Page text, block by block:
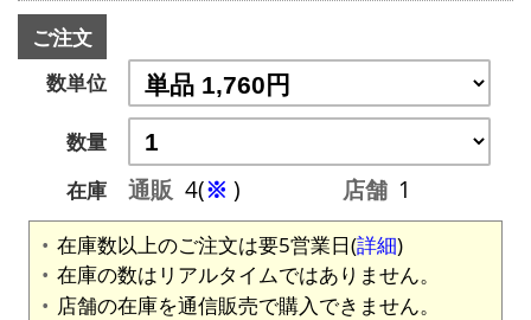
ご注文
数単位
数量
在庫
通販 4(※ ) 店舗 1
在庫数以上のご注文は要5営業日(詳細)
在庫の数はリアルタイムではありません。
店舗の在庫を通信販売で購入できません。